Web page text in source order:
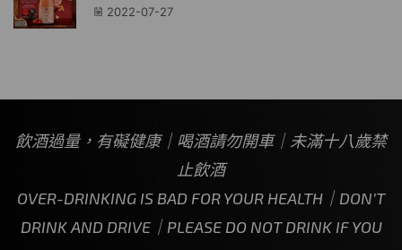
2022-07-27
飲酒過量，有礙健康｜喝酒請勿開車｜未滿十八歲禁
止飲酒
OVER-DRINKING IS BAD FOR YOUR HEALTH｜DON’T
DRINK AND DRIVE｜PLEASE DO NOT DRINK IF YOU